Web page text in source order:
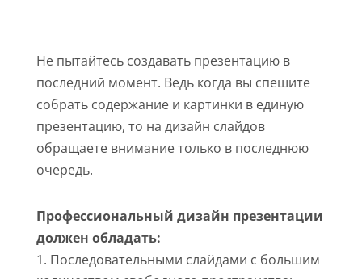
Не пытайтесь создавать презентацию в
последний момент. Ведь когда вы спешите
собрать содержание и картинки в единую
презентацию, то на дизайн слайдов
обращаете внимание только в последнюю
очередь.
Профессиональный дизайн презентации
должен обладать:
Последовательными слайдами с большим